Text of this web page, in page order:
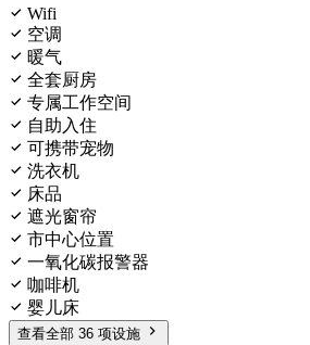
Wifi
空调
暖气
全套厨房
专属工作空间
自助入住
可携带宠物
洗衣机
床品
遮光窗帘
市中心位置
一氧化碳报警器
咖啡机
婴儿床
查看全部 36 项设施